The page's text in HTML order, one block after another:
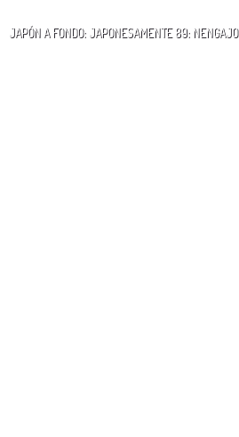
JAPÓN A FONDO: JAPONESAMENTE 89: NENGAJO